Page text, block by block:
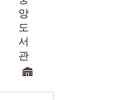
앙
도
서
관